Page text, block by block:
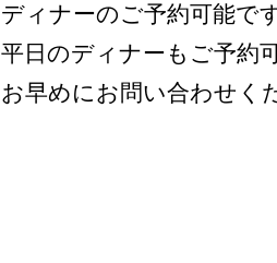
ディナーのご予約可能で
平日のディナーもご予約
お早めにお問い合わせく